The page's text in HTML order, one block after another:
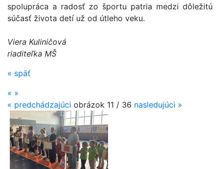
spolupráca a radosť zo športu patria medzi dôležitú
súčasť života detí už od útleho veku.
Viera Kuliničová
riaditeľka MŠ
« späť
« »
« predchádzajúci obrázok 11 / 36 nasledujúci »